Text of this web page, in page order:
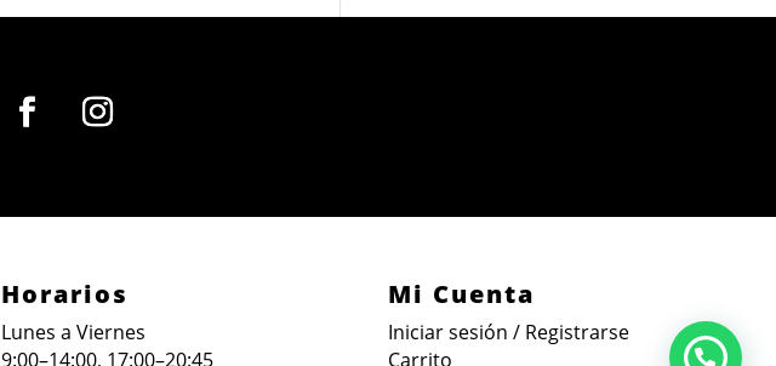
Horarios
Lunes a Viernes
9:00–14:00, 17:00–20:45
Mi Cuenta
Iniciar sesión / Registrarse
Carrito